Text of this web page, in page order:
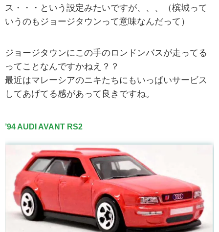
ス・・・という設定みたいですが、、、（槟城って
いうのもジョージタウンって意味なんだって）
ジョージタウンにこの手のロンドンバスが走ってる
ってことなんですかねえ？？
最近はマレーシアのニキたちにもいっぱいサービス
してあげてる感があって良きですね。
’94 AUDI AVANT RS2